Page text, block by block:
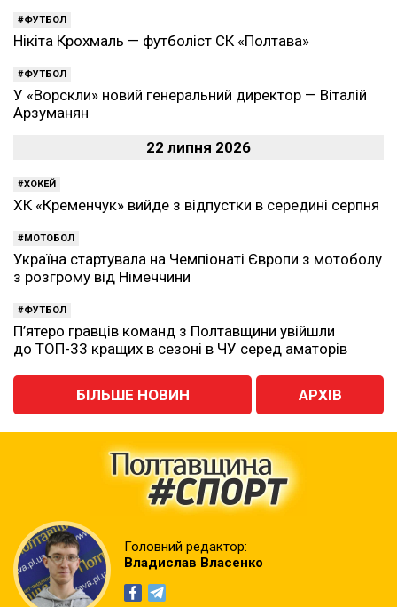
ФУТБОЛ
Нікіта Крохмаль — футболіст СК «Полтава»
ФУТБОЛ
У «Ворскли» новий генеральний директор — Віталій
Арзуманян
22 липня 2026
ХОКЕЙ
ХК «Кременчук» вийде з відпустки в середині серпня
МОТОБОЛ
Україна стартувала на Чемпіонаті Європи з мотоболу
з розгрому від Німеччини
ФУТБОЛ
П’ятеро гравців команд з Полтавщини увійшли
до ТОП-33 кращих в сезоні в ЧУ серед аматорів
БІЛЬШЕ НОВИН АРХІВ
Головний редактор:
Владислав Власенко